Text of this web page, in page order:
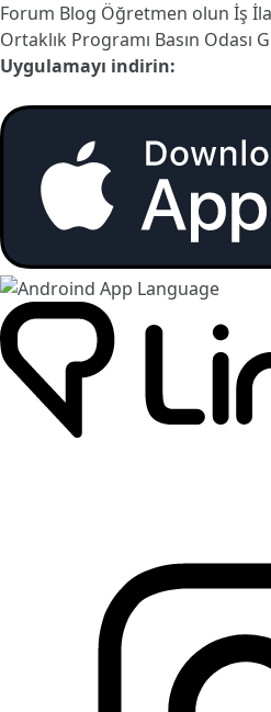
Forum Blog Öğretmen olun İş
Ortaklık Programı Basın Odası
Uygulamayı indirin: